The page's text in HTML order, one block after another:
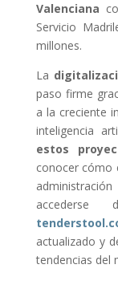
Valenciana
Servicio
millones.
La
paso firme
a la creciente
inteligencia
estos
conocer cómo
accederse
actualizado y
tendencias del